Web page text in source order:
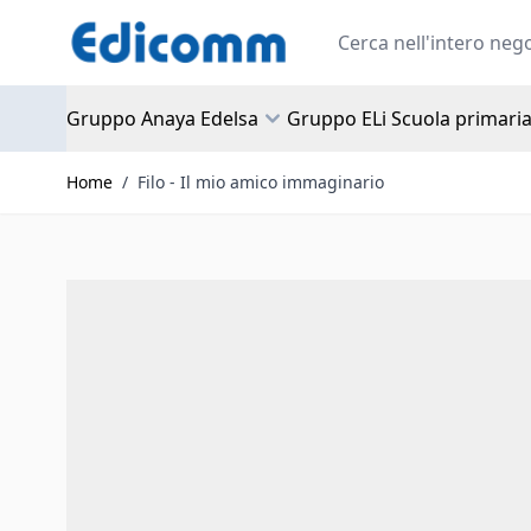
Search
Gruppo Anaya Edelsa Gruppo ELi Scuola primaria
Home / Filo - Il mio amico immaginario